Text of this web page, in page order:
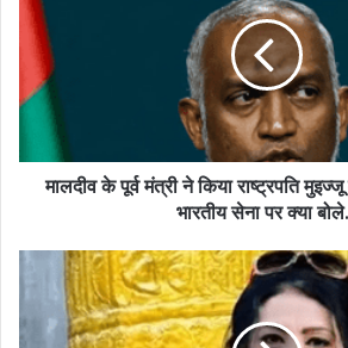
मालदीव के पूर्व मंत्री ने किया राष्ट्रपति
भारतीय सेना पर क्या